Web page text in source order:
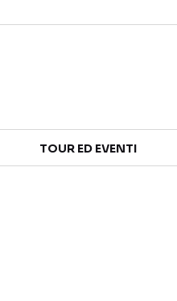
TOUR ED EVENTI